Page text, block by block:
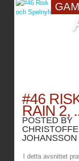
#46
RAIN 2,
POSTED BY
JOHANSSON
I detta avsnittet